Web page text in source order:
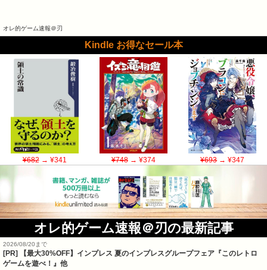
オレ的ゲーム速報＠刃
Kindle お得なセール本
¥682→ ¥341 ¥748→ ¥374 ¥693→ ¥347
オレ的ゲーム速報＠刃の最新記事
2026/08/20まで
[PR]
【最大30%OFF】インプレス 夏のインプレスグループフェア『このレトロ
ゲームを遊べ！』他